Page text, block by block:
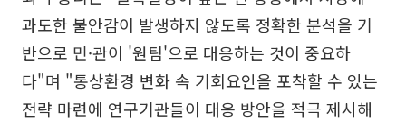
과도한 불안감이 발생하지 않도록 정확한 분석을 기
반으로 민·관이 '원팀'으로 대응하는 것이 중요하
다"며 "통상환경 변화 속 기회요인을 포착할 수 있는
전략 마련에 연구기관들이 대응 방안을 적극 제시해